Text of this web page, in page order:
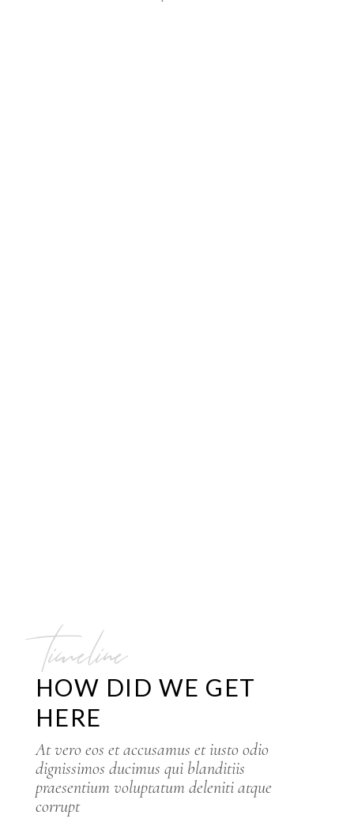
timeline
HOW DID WE GET
HERE
At vero eos et accusamus et iusto odio
dignissimos ducimus qui blanditiis
praesentium voluptatum deleniti atque
corrupt